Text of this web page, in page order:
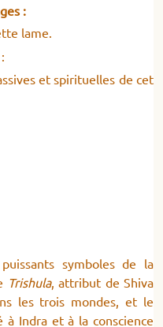
:
lame.
:
et spirituelles de cet
symboles de la
Trishula, attribut de Shiva
les trois mondes, et le
à Indra et à la conscience